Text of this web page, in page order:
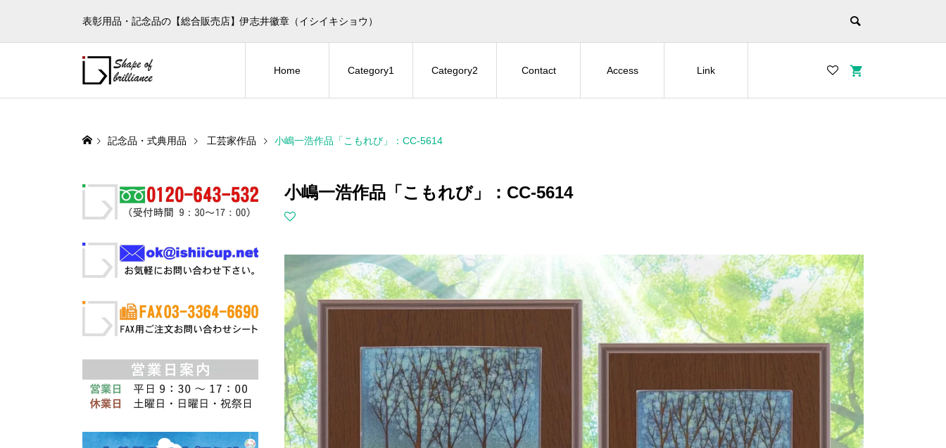
表彰用品・記念品の【総合販売店】伊志井徽章（イシイキショウ）
Home Category1 Category2 Contact Access Link
記念品・式典用品 工芸家作品 小嶋一浩作品「こもれび」：CC-5614
小嶋一浩作品「こもれび」：CC-5614